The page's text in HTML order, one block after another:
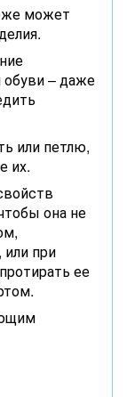
может
обуви – даже
или петлю,
их.
она не
при
ее